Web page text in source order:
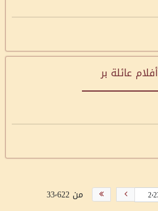
أفلام عائلة بر
من 33٬622